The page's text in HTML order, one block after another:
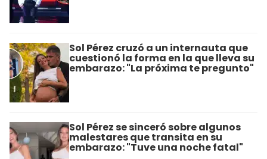
Sol Pérez cruzó a un internauta que
cuestionó la forma en la que lleva su
embarazo: "La próxima te pregunto"
Sol Pérez se sinceró sobre algunos
malestares que transita en su
embarazo: "Tuve una noche fatal"